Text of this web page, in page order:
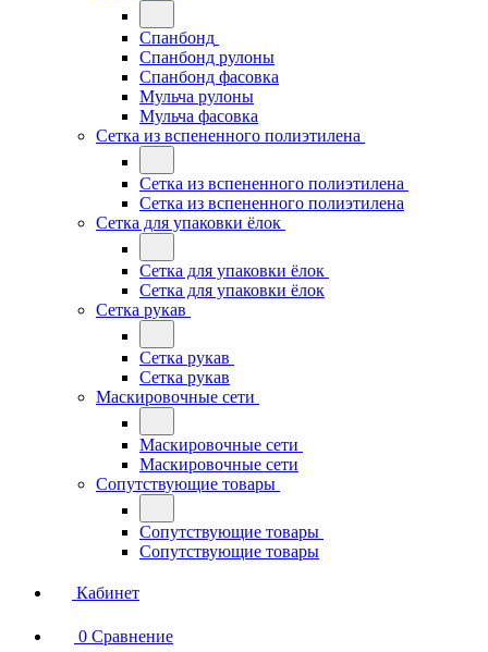
Спанбонд
Спанбонд рулоны
Спанбонд фасовка
Мульча рулоны
Мульча фасовка
Сетка из вспененного полиэтилена
Сетка из вспененного полиэтилена
Сетка из вспененного полиэтилена
Сетка для упаковки ёлок
Сетка для упаковки ёлок
Сетка для упаковки ёлок
Сетка рукав
Сетка рукав
Сетка рукав
Маскировочные сети
Маскировочные сети
Маскировочные сети
Сопутствующие товары
Сопутствующие товары
Сопутствующие товары
Кабинет
0 Сравнение